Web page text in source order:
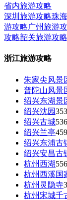
省内旅游攻略
深圳旅游攻略珠
游攻略广州旅游
攻略韶关旅游攻略
浙江旅游攻略
朱家尖风景
普陀山风景
绍兴东湖景
绍兴沈园353
绍兴古城536
绍兴兰亭459
绍兴东浦古
绍兴安昌古
杭州西湖556
杭州西溪国
杭州灵隐寺
杭州宋城千